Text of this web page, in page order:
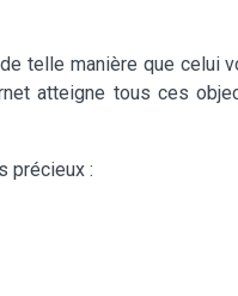
telle manière que celui
atteigne tous ces
précieux :